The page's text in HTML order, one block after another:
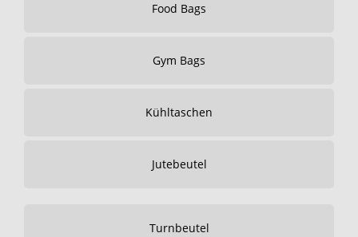
Food Bags
Gym Bags
Kühltaschen
Jutebeutel
Turnbeutel